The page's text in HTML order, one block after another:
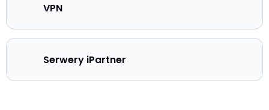
VPN
Serwery iPartner